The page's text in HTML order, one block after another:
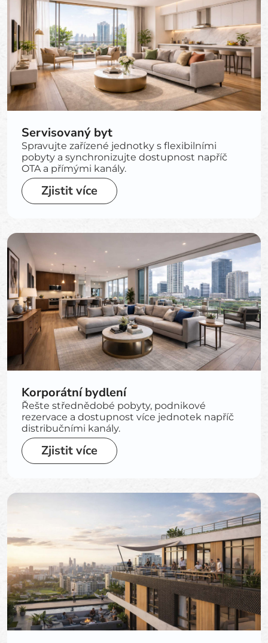
Servisovaný byt
Spravujte zařízené jednotky s flexibilními
pobyty a synchronizujte dostupnost napříč
OTA a přímými kanály.
Zjistit více
Korporátní bydlení
Řešte střednědobé pobyty, podnikové
rezervace a dostupnost více jednotek napříč
distribučními kanály.
Zjistit více